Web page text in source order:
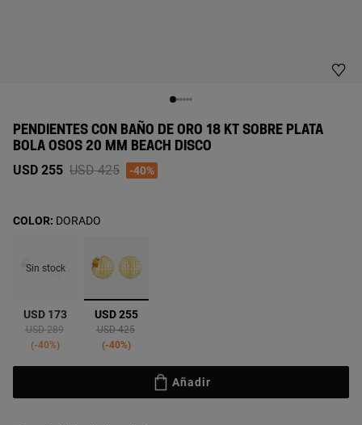
PENDIENTES CON BAÑO DE ORO 18 KT SOBRE PLATA
BOLA OSOS 20 MM BEACH DISCO
USD 255 Price reduced from
USD 425to-40%
Sin stock
USD 173
Price reduced from
USD 289to
-40%
seleccionado
USD 255
Price reduced from
USD 425to
-40%
COLOR: DORADO
Añadir